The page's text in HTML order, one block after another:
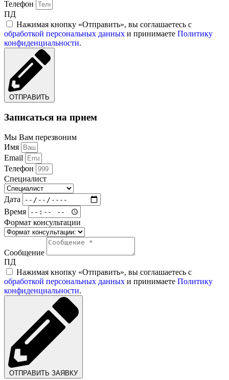
Телефон
ПД
Нажимая кнопку «Отправить», вы соглашаетесь с
обработкой персональных данных и принимаете Политику
конфиденциальности.
ОТПРАВИТЬ
Записаться на прием
Мы Вам перезвоним
Имя
Email
Телефон
Специалист
Дата
Время
Формат консультации
Сообщение
ПД
Нажимая кнопку «Отправить», вы соглашаетесь с
обработкой персональных данных и принимаете Политику
конфиденциальности.
ОТПРАВИТЬ ЗАЯВКУ